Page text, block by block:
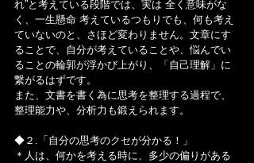
れ”と考えている段階では、実は 全く意味がな
く、一生懸命 考えているつもりでも、何も考え
ていないのと、さほど変わりません。文章にす
ることで、自分が考えていることや、悩んでい
ることの輪郭が浮かび上がり、「自己理解」に
繋がるはずです。
また、文書を書く為に思考を整理する過程で、
整理能力や、分析力も鍛えられます。
◆２.「自分の思考のクセが分かる！」
＊人は、何かを考える時に、多少の偏りがある